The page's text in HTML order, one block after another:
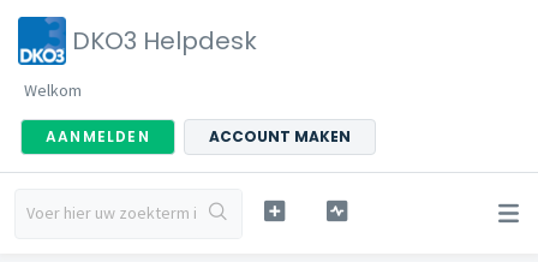
DKO3 Helpdesk
Welkom
AANMELDEN ACCOUNT MAKEN